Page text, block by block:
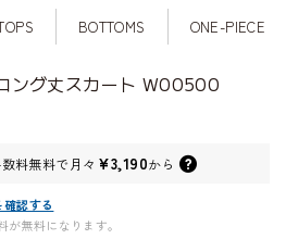
BOTTOMS ONE-PIECE
ング丈スカート W00500
料無料で月々 ¥3,190から
認する
無料になります。